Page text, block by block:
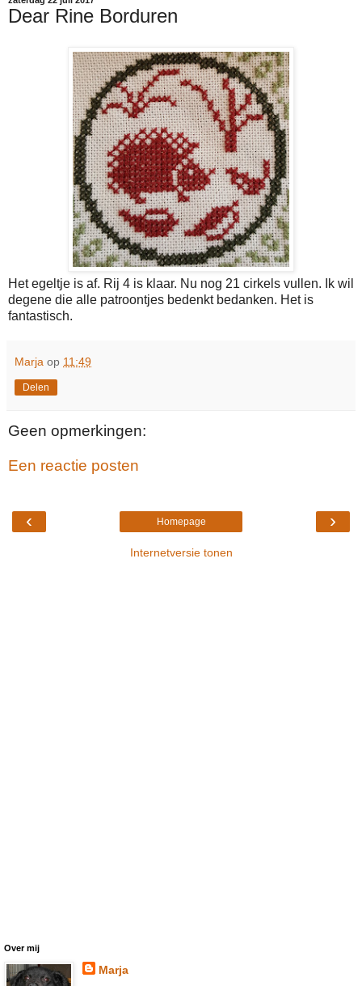
Dear Rine Borduren
Het egeltje is af. Rij 4 is klaar. Nu nog 21 cirkels vullen. Ik wil
degene die alle patroontjes bedenkt bedanken. Het is
fantastisch.
Marja op 11:49
Delen
Geen opmerkingen:
Een reactie posten
‹ ›
Homepage
Internetversie tonen
Over mij
Marja